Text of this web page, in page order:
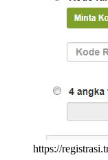
https://